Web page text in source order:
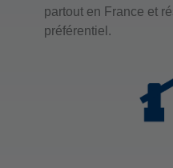
partout en France et
préférentiel.